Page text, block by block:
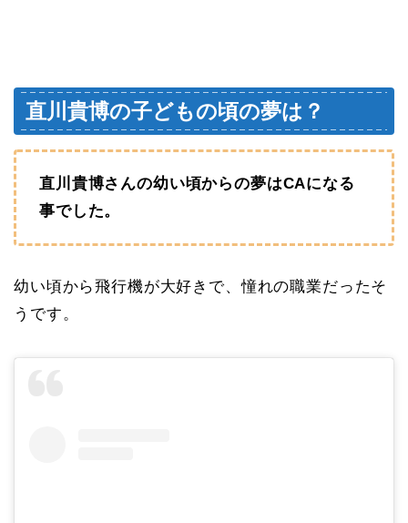
直川貴博の子どもの頃の夢は？
直川貴博さんの幼い頃からの夢はCAになる
事でした。
幼い頃から飛行機が大好きで、憧れの職業だったそ
うです。